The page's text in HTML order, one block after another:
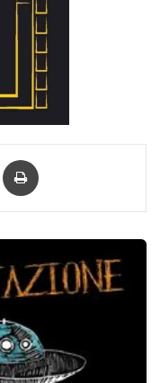
Condividi via mail